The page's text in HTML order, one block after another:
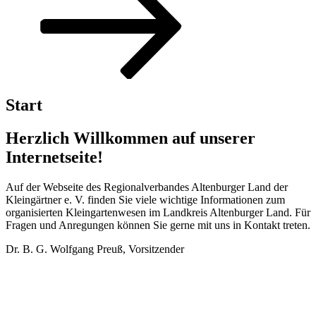
Start
Herzlich Willkommen auf unserer
Internetseite!
Auf der Webseite des Regionalverbandes Altenburger Land der
Kleingärtner e. V. finden Sie viele wichtige Informationen zum
organisierten Kleingartenwesen im Landkreis Altenburger Land. Für
Fragen und Anregungen können Sie gerne mit uns in Kontakt treten.
Dr. B. G. Wolfgang Preuß, Vorsitzender